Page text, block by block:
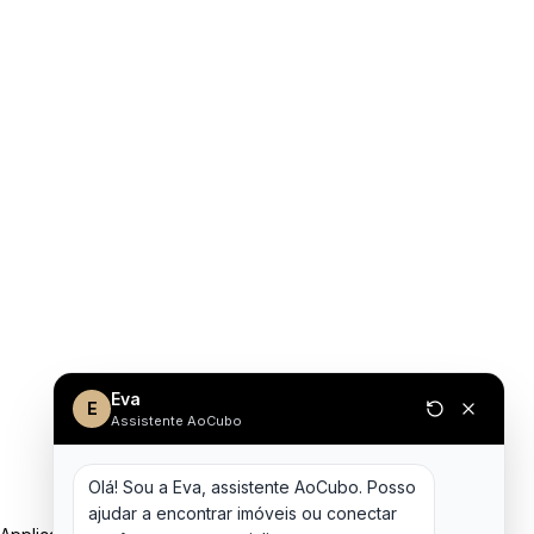
E Eva
Assistente AoCubo
Olá! Sou a Eva, assistente AoCubo. Posso
ajudar a encontrar imóveis ou conectar